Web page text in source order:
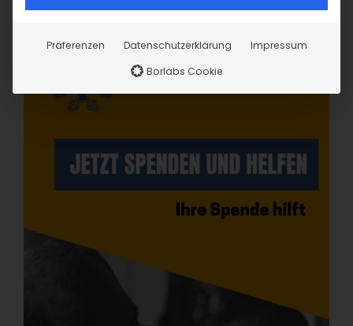
Präferenzen Datenschutzerklärung
Impressum
Borlabs Cookie